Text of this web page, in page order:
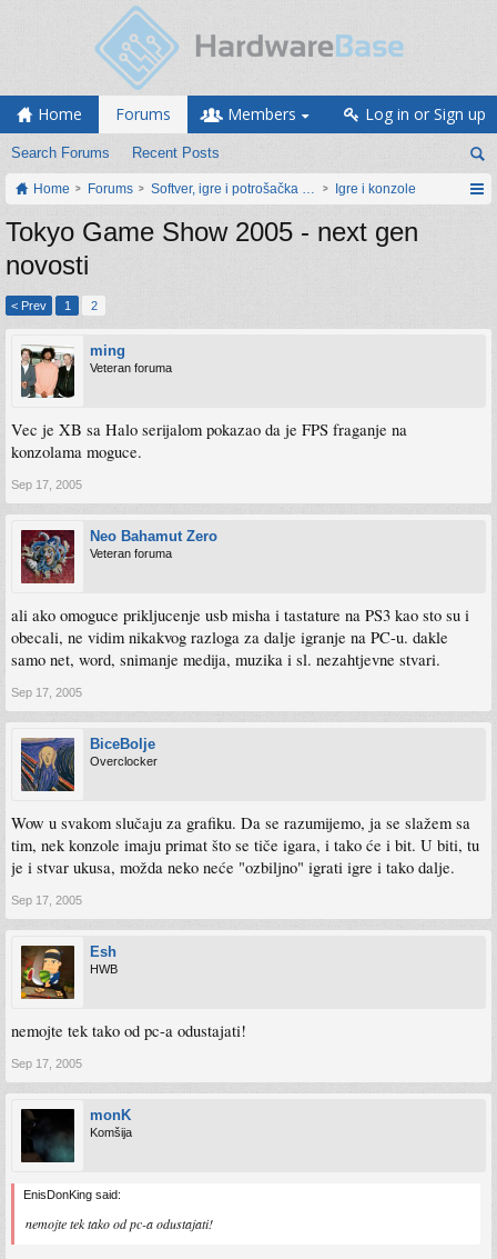
Home Forums
Search Forums Recent Posts
Members Log in or Sign up
Home Forums Softver, igre i potrošačka elektronikaIgre i konzole
Tokyo Game Show 2005 - next gen
novosti
< Prev 1 2
ming
Veteran foruma
Vec je XB sa Halo serijalom pokazao da je FPS fraganje na
konzolama moguce.
Sep 17, 2005
Neo Bahamut Zero
Veteran foruma
ali ako omoguce prikljucenje usb misha i tastature na PS3 kao sto su i
obecali, ne vidim nikakvog razloga za dalje igranje na PC-u. dakle
samo net, word, snimanje medija, muzika i sl. nezahtjevne stvari.
Sep 17, 2005
BiceBolje
Overclocker
Wow u svakom slučaju za grafiku. Da se razumijemo, ja se slažem sa
tim, nek konzole imaju primat što se tiče igara, i tako će i bit. U biti, tu
je i stvar ukusa, možda neko neće "ozbiljno" igrati igre i tako dalje.
Sep 17, 2005
Esh
HWB
nemojte tek tako od pc-a odustajati!
Sep 17, 2005
monK
Komšija
EnisDonKing said:
nemojte tek tako od pc-a odustajati!